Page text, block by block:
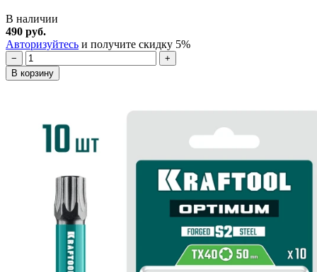
В наличии
490 руб.
Авторизуйтесь и получите скидку 5%
−
+
В корзину